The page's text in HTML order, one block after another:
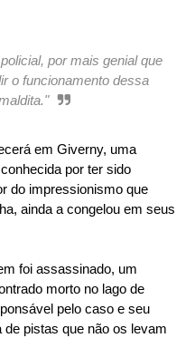
por mais genial que
o funcionamento dessa
em Giverny, uma
por ter sido
do impressionismo que
ainda a congelou em seus
foi assassinado, um
morto no lago de
pelo caso e seu
pistas que não os levam